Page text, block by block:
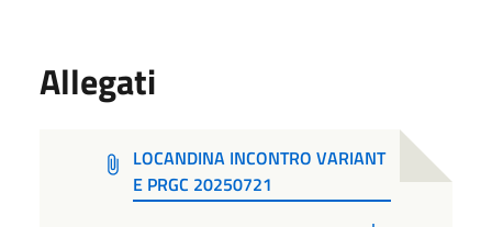
Allegati
LOCANDINA INCONTRO VARIANT
E PRGC 20250721